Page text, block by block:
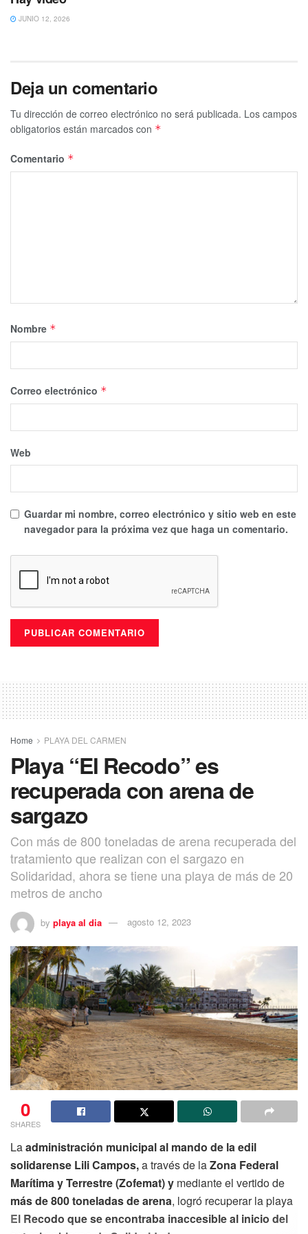
JUNIO 12, 2026
Deja un comentario
Tu dirección de correo electrónico no será publicada. Los campos
obligatorios están marcados con *
Comentario *
Nombre *
Correo electrónico *
Web
Guardar mi nombre, correo electrónico y sitio web en este
navegador para la próxima vez que haga un comentario.
Home PLAYA DEL CARMEN
Playa “El Recodo” es
recuperada con arena de
sargazo
Con más de 800 toneladas de arena recuperada del
tratamiento que realizan con el sargazo en
Solidaridad, ahora se tiene una playa de más de 20
metros de ancho
by playa al dia agosto 12, 2023
0
SHARES
Laadministración municipal al mando de la edil
solidarense Lili Campos,a través de laZona Federal
Marítima y Terrestre (Zofemat) y mediante el vertido de
más de 800 toneladas de arena, logró recuperar la playa
El Recodo que se encontraba inaccesible al inicio del